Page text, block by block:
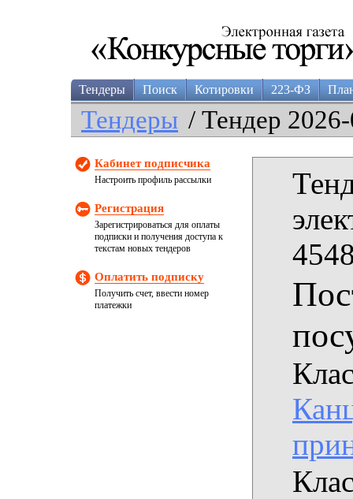
Тендеры Поиск Котировки 223-ФЗ
Тендеры / Тендер
Кабинет подписчика
Настроить профиль рассылки
Регистрация
Зарегистрироваться для оплаты
подписки и получения доступа к
текстам новых тендеров
Оплатить подписку
Получить счет, ввести номер
платежки